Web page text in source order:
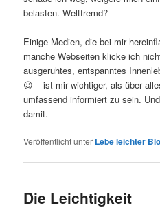
belasten. Weltfremd?
Einige Medien, die bei mir
manche Webseiten klicke ich
ausgeruhtes, entspanntes
😉 – ist mir wichtiger, als über
umfassend informiert zu sein.
damit.
Veröffentlicht unter Lebe leichter
Die Leichtigkeit